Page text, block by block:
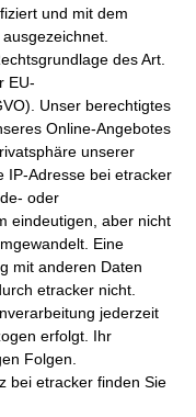
und mit dem
des Art.
EU-
Unser berechtigtes
Online-Angebotes
unserer
IP-Adresse bei etracker
oder
eindeutigen, aber nicht
Eine
mit anderen Daten
etracker nicht.
jederzeit
erfolgt. Ihr
Folgen.
bei etracker finden Sie